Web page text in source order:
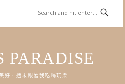
PARADISE
好．週末跟著我吃喝玩樂